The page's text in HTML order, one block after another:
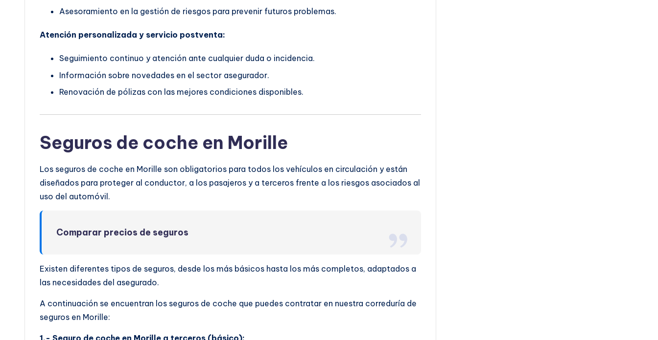
Asesoramiento en la gestión de riesgos para prevenir futuros problemas.
Atención personalizada y servicio postventa:
Seguimiento continuo y atención ante cualquier duda o incidencia.
Información sobre novedades en el sector asegurador.
Renovación de pólizas con las mejores condiciones disponibles.
Seguros de coche en Morille
Los seguros de coche en Morille son obligatorios para todos los vehículos en circulación y están
diseñados para proteger al conductor, a los pasajeros y a terceros frente a los riesgos asociados al
uso del automóvil.
Comparar precios de seguros
Existen diferentes tipos de seguros, desde los más básicos hasta los más completos, adaptados a
las necesidades del asegurado.
A continuación se encuentran los seguros de coche que puedes contratar en nuestra correduría de
seguros en Morille: